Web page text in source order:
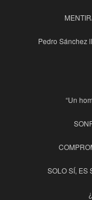
Pedro Sánchez
“Un
SOLO SÍ, ES